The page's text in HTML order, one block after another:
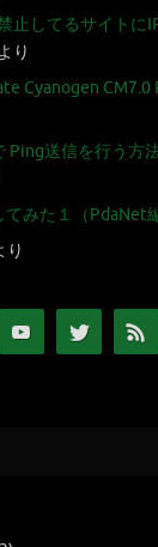
止してるサイトに
り
Cyanogen CM7.0
Ping送信を行う方
みた１（PdaNet編
り